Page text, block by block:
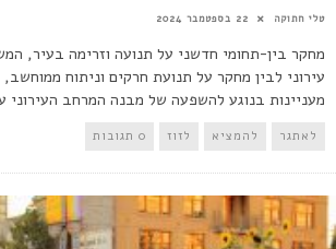
טלי חתוקה 22 בספטמבר 2024
מחקר בין-תחומי חדשני על תנועה וזרימה בעיר,
עירוני לבין מחקר על תנועת חרקים וניתוח
מעניינות בנוגע להשפעה של מבנה המרחב העירוני
לאתגר להמציא לזוז 0 תגובות